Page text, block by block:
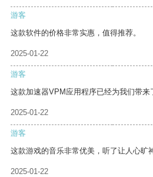
游客
这款软件的价格非常实惠，值得推荐。
2025-01-22
游客
这款加速器VPM应用程序已经为我们带来
2025-01-22
游客
这款游戏的音乐非常优美，听了让人心旷
2025-01-22